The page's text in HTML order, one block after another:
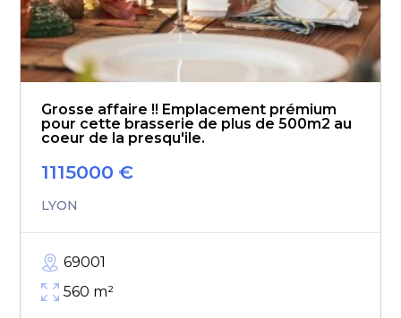
Grosse affaire !! Emplacement prémium
pour cette brasserie de plus de 500m2 au
coeur de la presqu'ile.
1115000 €
LYON
69001
560 m²